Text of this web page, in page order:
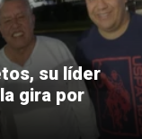
su líder
gira por